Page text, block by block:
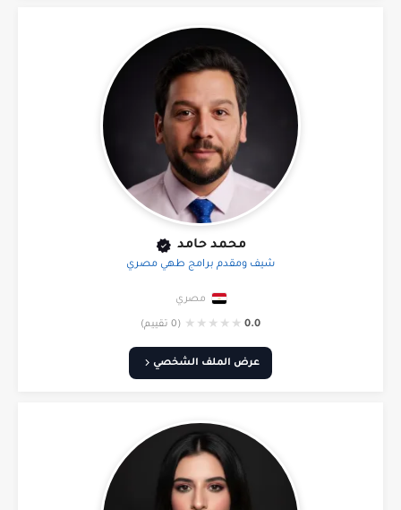
محمد حامد
شيف ومقدم برامج طهي مصري
مصري
0.0
★
★
★
★
★ (0 تقييم)
عرض الملف الشخصي